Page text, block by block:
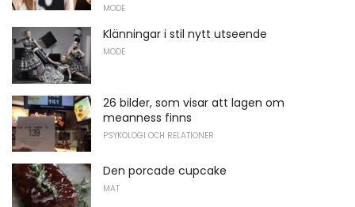
MODE
Klänningar i stil nytt utseende
MODE
26 bilder, som visar att lagen om
meanness finns
PSYKOLOGI OCH RELATIONER
Den porcade cupcake
MAT